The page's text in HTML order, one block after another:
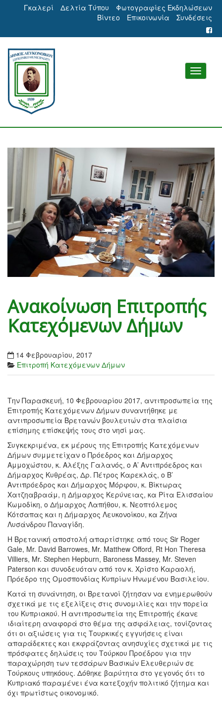
Γκαλερί Δελτία Τύπου
Φωτογραφίες Εκδηλώσεων
Βίντεο
Επικοινωνία Συνδέσεις
Ανακοίνωση Επιτροπής
Κατεχόμενων Δήμων
14 Φεβρουαρίου, 2017
Επιτροπή Κατεχόμενων Δήμων
Την Παρασκευή, 10 Φεβρουαρίου 2017, αντιπροσωπεία της
Επιτροπής Κατεχόμενων Δήμων συναντήθηκε με
αντιπροσωπεία Βρετανών βουλευτών στα πλαίσια
επίσημης επίσκεψής τους στο νησί μας.
Συγκεκριμένα, εκ μέρους της Επιτροπής Κατεχόμενων
Δήμων συμμετείχαν ο Πρόεδρος και Δήμαρχος
Αμμοχώστου, κ. Αλέξης Γαλανός, ο Α’ Αντιπρόεδρος και
Δήμαρχος Κυθρέας, Δρ. Πέτρος Καρεκλάς, ο Β’
Αντιπρόεδρος και Δήμαρχος Μόρφου, κ. Βίκτωρας
Χατζηαβραάμ, η Δήμαρχος Κερύνειας, κα Ρίτα Ελισσαίου
Κωμοδίκη, ο Δήμαρχος Λαπήθου, κ. Νεοπτόλεμος
Κότσαπας και η Δήμαρχος Λευκονοίκου, κα Ζήνα
Λυσάνδρου Παναγίδη.
Η Βρετανική αποστολή απαρτίστηκε από τους Sir Roger
Gale, Mr. David Barrowes, Mr. Matthew Offord, Rt Hon Theresa
Villiers, Mr. Stephen Hepburn, Baroness Massey, Mr. Steven
Paterson και συνοδευόταν από τον κ. Χρίστο Καραολή,
Πρόεδρο της Ομοσπονδίας Κυπρίων Ηνωμένου Βασιλείου.
Κατά τη συνάντηση, οι Βρετανοί ζήτησαν να ενημερωθούν
σχετικά με τις εξελίξεις στις συνομιλίες και την πορεία
του Κυπριακού. Η αντιπροσωπεία της Επιτροπής έκανε
ιδιαίτερη αναφορά στο θέμα της ασφάλειας, τονίζοντας
ότι οι αξιώσεις για τις Τουρκικές εγγυήσεις είναι
απαράδεκτες και εκφράζοντας ανησυχίες σχετικά με τις
πρόσφατες δηλώσεις του Τούρκου Προέδρου για την
παραχώρηση των τεσσάρων Βασικών Ελευθεριών σε
Τούρκους υπηκόους. Δόθηκε βαρύτητα στο γεγονός ότι το
Κυπριακό παραμένει ένα κατεξοχήν πολιτικό ζήτημα και
όχι πρωτίστως οικονομικό.